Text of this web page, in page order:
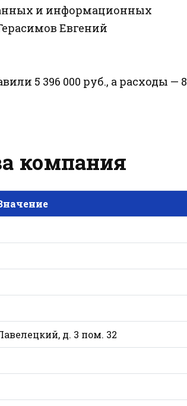
и информационных
Евгений
5 396 000 руб., а расходы — 8
компания
д. 3 пом. 32